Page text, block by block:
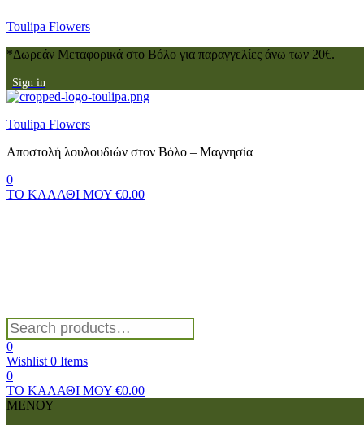
Toulipa Flowers
*Δωρεάν Μεταφορικά στο Βόλο για παραγγελίες άνω των 20€.
Sign in
Menu
Toulipa Flowers
Αποστολή λουλουδιών στον Βόλο – Μαγνησία
0
ΤΟ ΚΑΛΑΘΙ ΜΟΥ €0.00
Search
for:
0
Wishlist 0 Items
0
ΤΟ ΚΑΛΑΘΙ ΜΟΥ €0.00
ΜΕΝΟΥ